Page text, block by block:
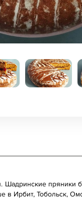
Шадринские пряники
в Ирбит, Тобольск,